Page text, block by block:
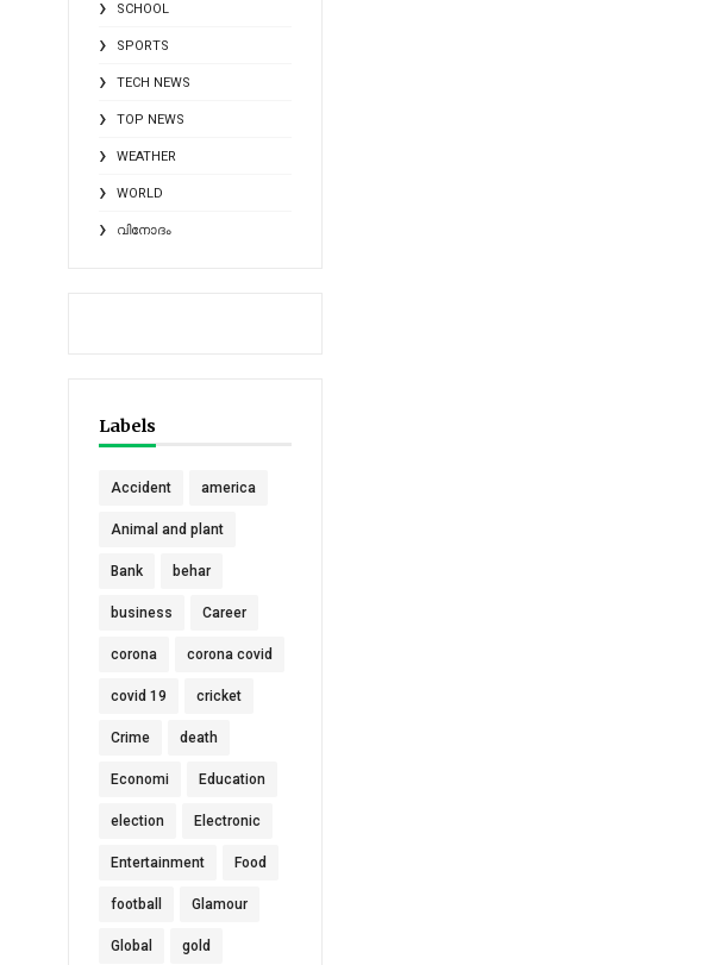
SCHOOL
SPORTS
TECH NEWS
TOP NEWS
WEATHER
WORLD
വിനോദം
Labels
Accident america
Animal and plant
Bank behar
business Career
corona corona covid
covid 19 cricket
Crime death
Economi Education
election Electronic
Entertainment Food
football Glamour
Global gold